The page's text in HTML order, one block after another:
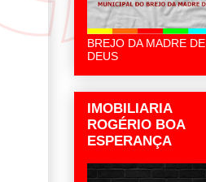
BREJO DA MADRE DE
DEUS
IMOBILIARIA
ROGÉRIO BOA
ESPERANÇA